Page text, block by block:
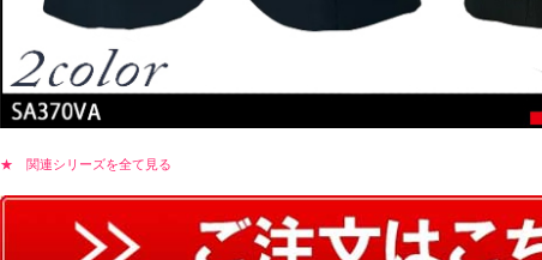
★ 関連シリーズを全て見る